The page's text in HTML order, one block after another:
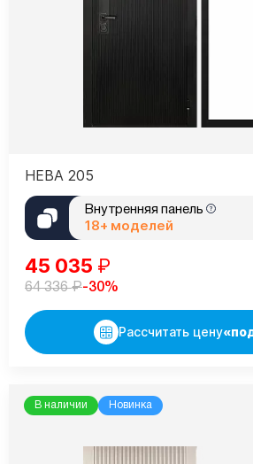
НЕВА 205
Внутренняя панель
18+ моделей
45 035 ₽
64 336₽-30%
Рассчитать цену
В наличии Новинка